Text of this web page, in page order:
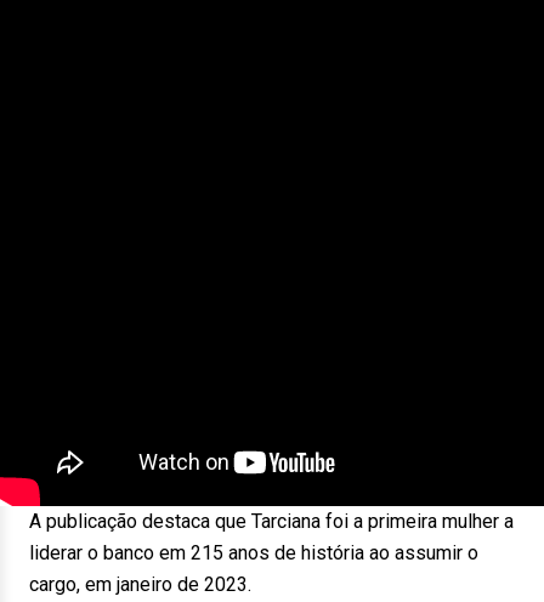
A publicação destaca que Tarciana foi a primeira mulher a
liderar o banco em 215 anos de história ao assumir o
cargo, em janeiro de 2023.